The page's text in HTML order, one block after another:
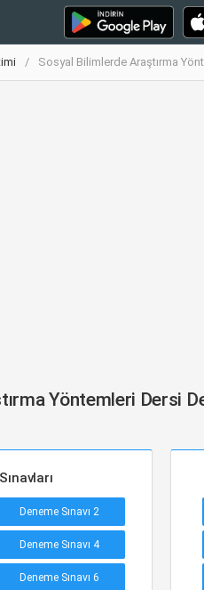
Sosyal Bilimlerde Araştırma
Yöntemleri Dersi
Deneme Sınavı 2
Deneme Sınavı 4
Deneme Sınavı 6